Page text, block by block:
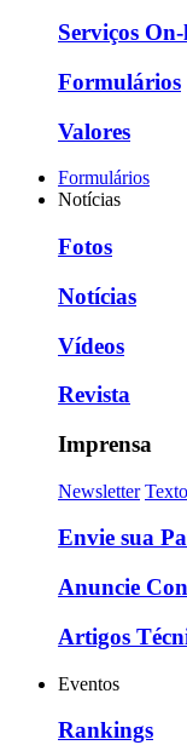
Serviços
Formulários
Valores
Formulários
Notícias
Fotos
Notícias
Vídeos
Revista
Imprensa
Newsletter
Envie sua
Anuncie
Artigos
Eventos
Rankings